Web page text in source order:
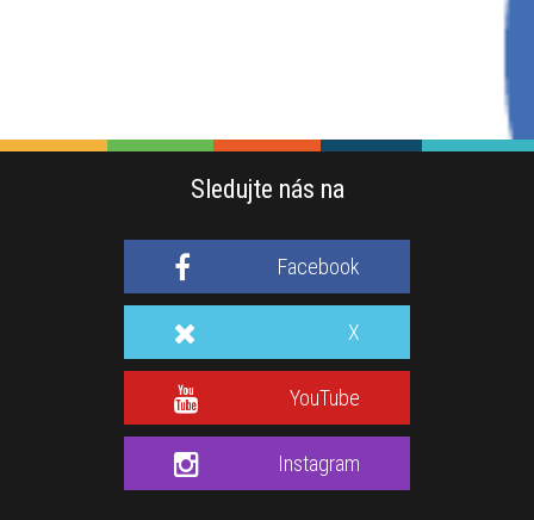
Sledujte nás na
Facebook
X
YouTube
Instagram